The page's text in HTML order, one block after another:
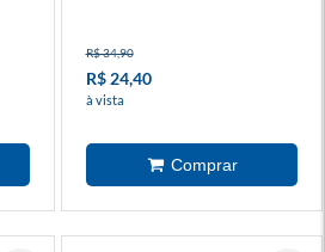
R$ 34,90
R$ 24,40
à vista